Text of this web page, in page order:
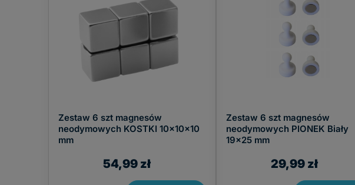
Zestaw 6 szt magnesów
neodymowych KOSTKI 10x10x10
mm
54,99 zł
Zestaw 6 szt magnesów
neodymowych PIONEK Biały
19x25 mm
29,99 zł